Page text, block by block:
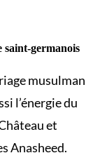
saint-germanois
musulman
l’énergie du
et
Anasheed.